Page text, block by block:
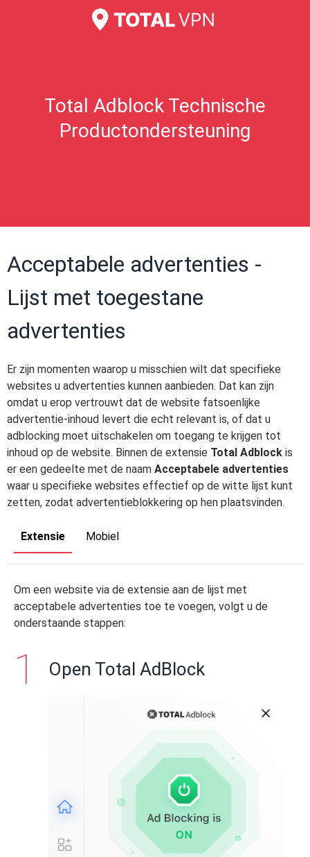
Total Adblock Technische
Productondersteuning
Acceptabele advertenties -
Lijst met toegestane
advertenties
Er zijn momenten waarop u misschien wilt dat specifieke
websites u advertenties kunnen aanbieden. Dat kan zijn
omdat u erop vertrouwt dat de website fatsoenlijke
advertentie-inhoud levert die echt relevant is, of dat u
adblocking moet uitschakelen om toegang te krijgen tot
inhoud op de website. Binnen de extensie Total Adblock is
er een gedeelte met de naam Acceptabele advertenties
waar u specifieke websites effectief op de witte lijst kunt
zetten, zodat advertentieblokkering op hen plaatsvinden.
Extensie Mobiel
Om een website via de extensie aan de lijst met
acceptabele advertenties toe te voegen, volgt u de
onderstaande stappen:
Open Total AdBlock